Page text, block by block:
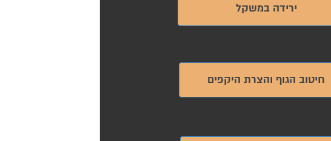
ירידה במשקל
חיטוב הגוף והצרת היקפים